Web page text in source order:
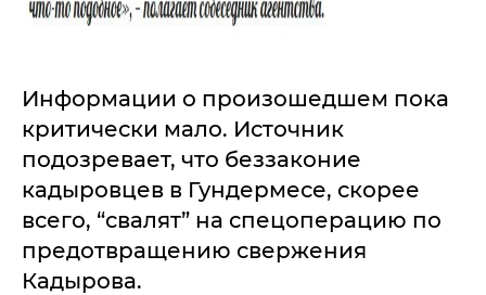
Информации о произошедшем пока
критически мало. Источник
подозревает, что беззаконие
кадыровцев в Гундермесе, скорее
всего, “свалят” на спецоперацию по
предотвращению свержения
Кадырова.